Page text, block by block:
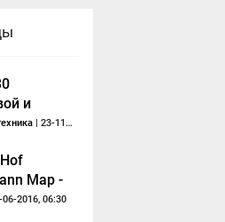
и
v 1.1| 23-11-2018, 13:04
Map -
Cut v 1.0
06-2016, 06:30